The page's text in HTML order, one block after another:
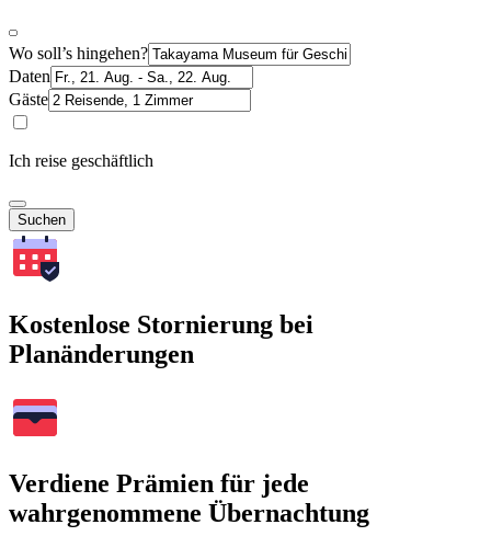
Wo soll’s hingehen?
Daten
Gäste
Ich reise geschäftlich
Suchen
Kostenlose Stornierung bei
Planänderungen
Verdiene Prämien für jede
wahrgenommene Übernachtung